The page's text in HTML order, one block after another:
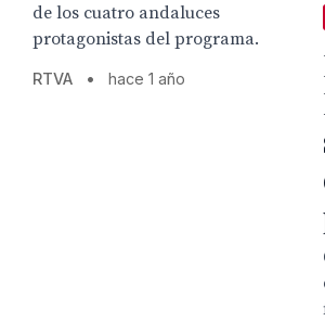
de los cuatro andaluces
protagonistas del programa.
RTVA • hace 1 año